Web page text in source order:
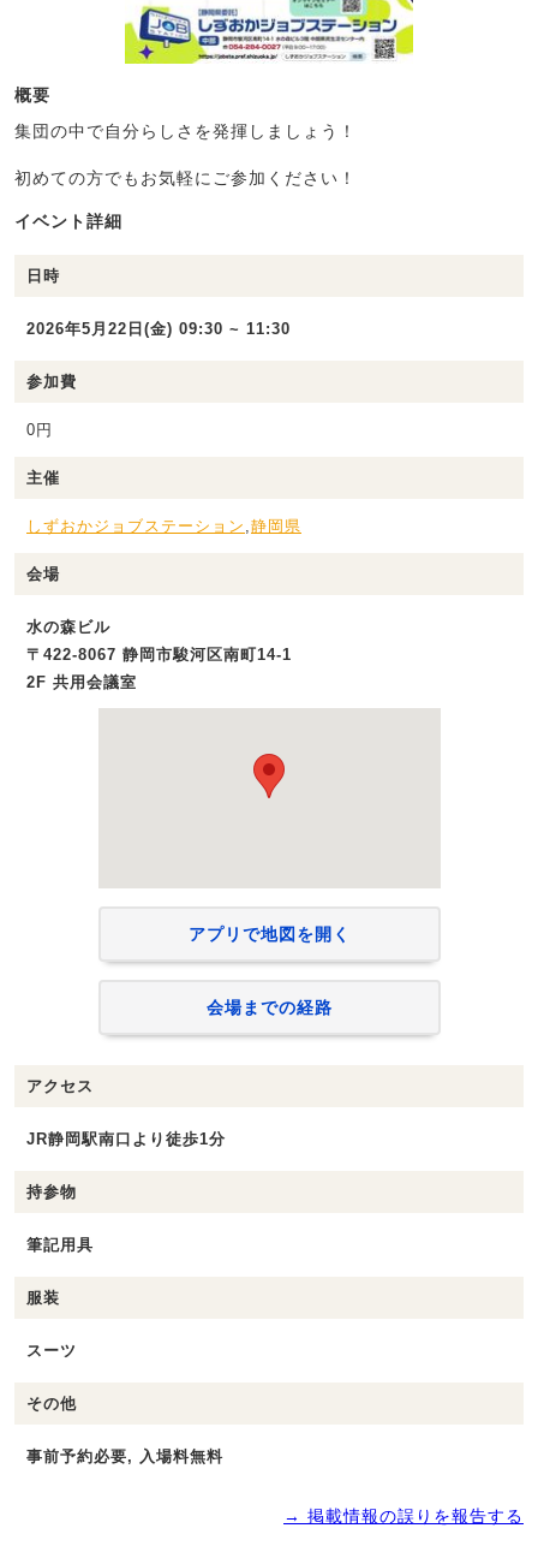
概要
集団の中で自分らしさを発揮しましょう！
初めての方でもお気軽にご参加ください！
イベント詳細
日時
2026年5月22日(金) 09:30 ~ 11:30
参加費
0円
主催
しずおかジョブステーション 静岡県
会場
水の森ビル
〒422-8067 静岡市駿河区南町14‐1
2F 共用会議室
アプリで地図を開く
会場までの経路
アクセス
JR静岡駅南口より徒歩1分
持参物
筆記用具
服装
スーツ
その他
事前予約必要, 入場料無料
→ 掲載情報の誤りを報告する